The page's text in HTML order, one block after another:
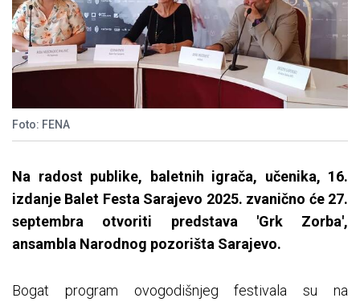
Foto: FENA
Na radost publike, baletnih igrača, učenika, 16.
izdanje Balet Festa Sarajevo 2025. zvanično će 27.
septembra otvoriti predstava 'Grk Zorba',
ansambla Narodnog pozorišta Sarajevo.
Bogat program ovogodišnjeg festivala su na